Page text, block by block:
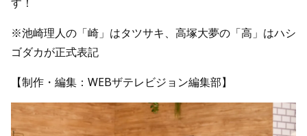
※池崎理人の「崎」はタツサキ、高塚大夢の「高」はハシ
ゴダカが正式表記
【制作・編集：WEBザテレビジョン編集部】